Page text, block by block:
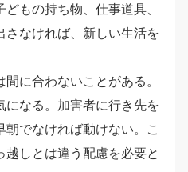
もの持ち物、仕事道具、
なければ、新しい生活を
に合わないことがある。
になる。加害者に行き先を
でなければ動けない。こ
越しとは違う配慮を必要と